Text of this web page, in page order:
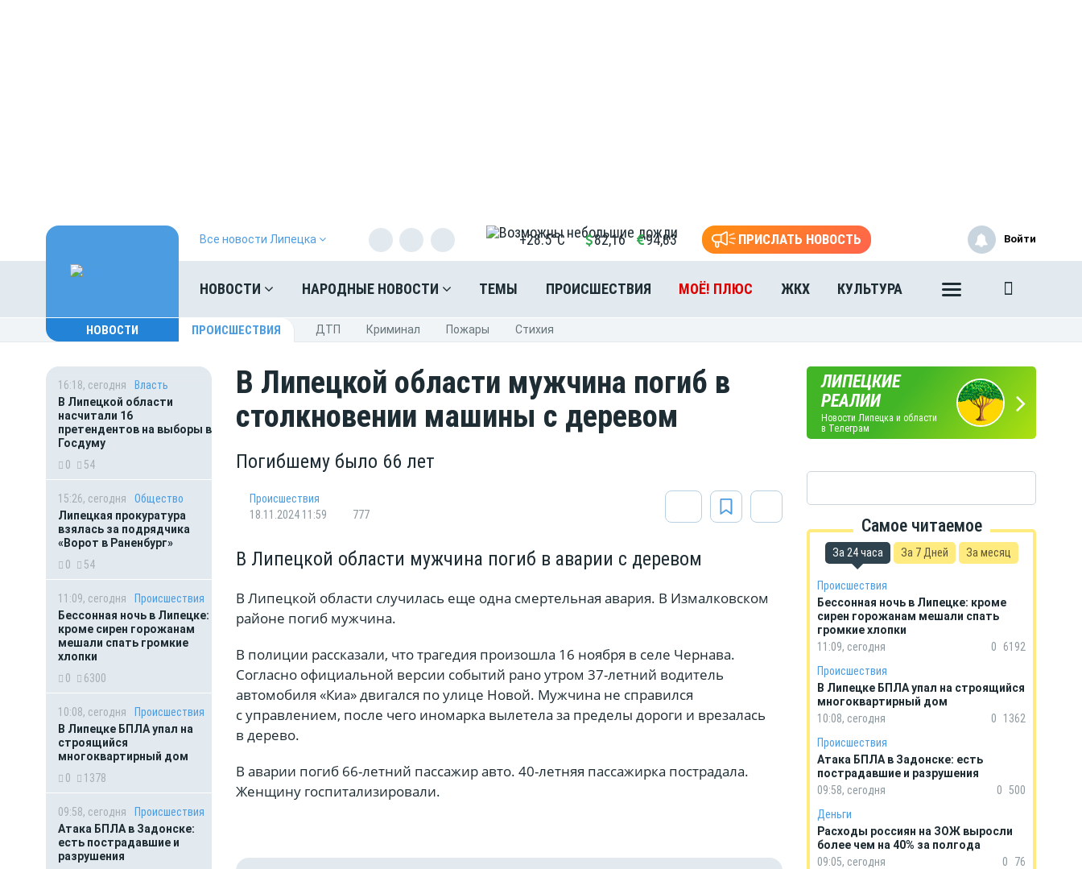
Все новости Липецка +28.5°C 82,16 94,83 ПРИСЛАТЬ НОВОСТЬ
НОВОСТИ НАРОДНЫЕ НОВОСТИ ТЕМЫ ПРОИСШЕСТВИЯ МОЁ! ПЛЮС ЖКХ КУЛЬТУРА
Войти
НОВОСТИ ПРОИСШЕСТВИЯ ДТП Криминал Пожары Стихия
16:18, сегодня
Власть
В Липецкой области
насчитали 16
претендентов на выборы в
Госдуму
0
54
15:26, сегодня
Общество
Липецкая прокуратура
взялась за подрядчика
«Ворот в Раненбург»
0
54
11:09, сегодня
Происшествия
Бессонная ночь в Липецке:
кроме сирен горожанам
мешали спать громкие
хлопки
0
6300
10:08, сегодня
Происшествия
В Липецке БПЛА упал на
строящийся
многоквартирный дом
0
1378
09:58, сегодня
Происшествия
Атака БПЛА в Задонске:
есть пострадавшие и
разрушения
В Липецкой области мужчина погиб в
столкновении машины с деревом
Погибшему было 66 лет
Происшествия
18.11.2024 11:59
777
В Липецкой области мужчина погиб в аварии с деревом
В Липецкой области случилась еще одна смертельная авария. В Измалковском
районе погиб мужчина.
В полиции рассказали, что трагедия произошла 16 ноября в селе Чернава.
Согласно официальной версии событий рано утром 37-летний водитель
автомобиля «Киа» двигался по улице Новой. Мужчина не справился
с управлением, после чего иномарка вылетела за пределы дороги и врезалась
в дерево.
В аварии погиб 66-летний пассажир авто. 40-летняя пассажирка пострадала.
Женщину госпитализировали.
ЛИПЕЦКИЕ
РЕАЛИИ
Новости Липецка и области
в Телеграм
ГОРОСКОП
НА КАЖДЫЙ ДЕНЬ
ПОГОДА
В ЛИПЕЦКЕ
Самое читаемое
За 24 часа За 7 Дней За месяц
Происшествия
Бессонная ночь в Липецке: кроме
сирен горожанам мешали спать
громкие хлопки
11:09, сегодня
0
6192
Происшествия
В Липецке БПЛА упал на строящийся
многоквартирный дом
10:08, сегодня
0
1362
Происшествия
Атака БПЛА в Задонске: есть
пострадавшие и разрушения
09:58, сегодня
0 500
Деньги
Расходы россиян на ЗОЖ выросли
более чем на 40% за полгода
09:05, сегодня
0
76